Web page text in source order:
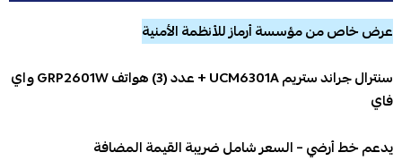
عرض خاص من مؤسسة أرماز للأنظمة الأمنية
سنترال جراند ستريم UCM6301A + عدد (3) هواتف GRP2601W واي
فاي
يدعم خط أرضي – السعر شامل ضريبة القيمة المضافة